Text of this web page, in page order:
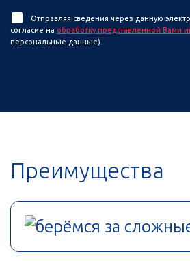
Отправляя сведения через данную
согласие на обработку представленной Вами
персональные данные).
Преимущества
берёмся за